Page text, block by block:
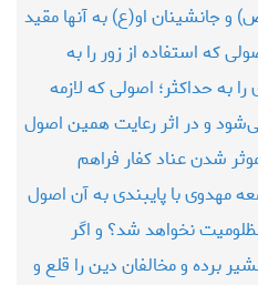
و جانشینان او(ع) به آنها مقید
که استفاده از زور را به
به حداکثر؛ اصولی که لازمه
و در اثر رعایت همین اصول
شدن عناد کفار فراهم
مهدوی با پایبندی به آن اصول
نخواهد شد؟ و اگر
و مخالفان دین را قلع و